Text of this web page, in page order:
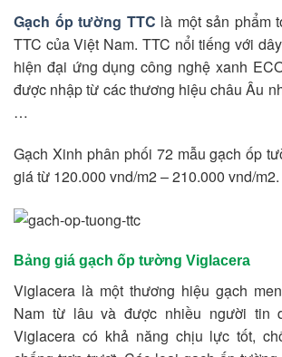
Gạch ốp tường TTC là một sản phẩm
TTC của Việt Nam. TTC nổi tiếng với
hiện đại ứng dụng công nghệ xanh
được nhập từ các thương hiệu châu Âu
…
Gạch Xinh phân phối 72 mẫu gạch ốp
giá từ 120.000 vnd/m2 – 210.000 vnd/m2.
Bảng giá gạch ốp tường Viglacera
Viglacera là một thương hiệu gạch
Nam từ lâu và được nhiều người tin
Viglacera có khả năng chịu lực tốt,